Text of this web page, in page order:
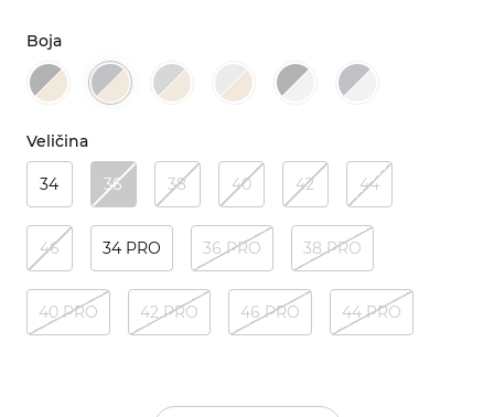
Boja
Veličina
34 36 38 40 42 44
46 34 PRO 36 PRO 38 PRO
40 PRO 42 PRO 46 PRO 44 PRO